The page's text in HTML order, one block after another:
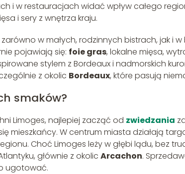
i w restauracjach widać wpływ całego
i sery z wnętrza kraju.
w małych, rodzinnych bistrach, jak i
pojawiają się: foie gras, lokalne mięsa,
stylem z Bordeaux i nadmorskich
z okolic Bordeaux, które pasują
smaków?
Limoges, najlepiej zacząć od zwiedzania
mieszkańcy. W centrum miasta działają
Choć Limoges leży w głębi lądu, bez
głównie z okolic Arcachon.
ugotować.